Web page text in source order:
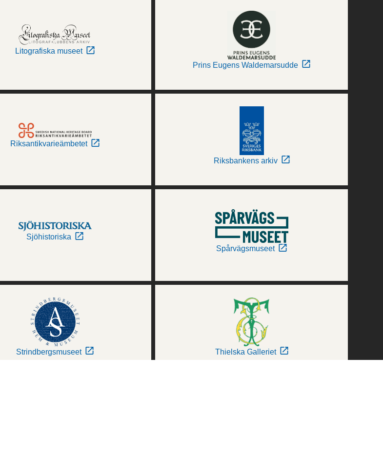
Litografiska museet
Prins Eugens Waldemarsudde
Riksantikvarieämbetet
Riksbankens arkiv
Sjöhistoriska
Spårvägsmuseet
Strindbergsmuseet Thielska Galleriet